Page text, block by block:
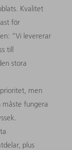
Kvalitet
för
"Vi levererar
till
stora
men
måste fungera
plus